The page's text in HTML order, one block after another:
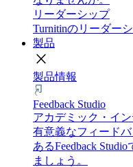
リーダーシップ
Turnitinのリーダー
製品
close
製品情報
Feedback Studio
アカデミック・イ
有意義なフィード
あるFeedback
ましょう。